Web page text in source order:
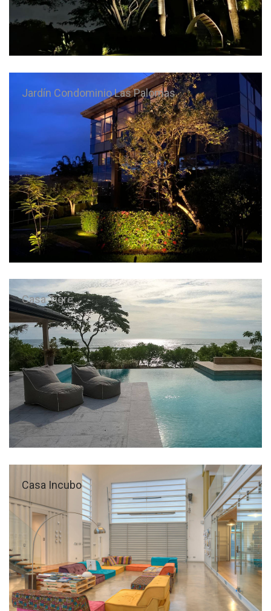
Jardín Condominio Las Palomas
Casa Tigre
Casa Incubo